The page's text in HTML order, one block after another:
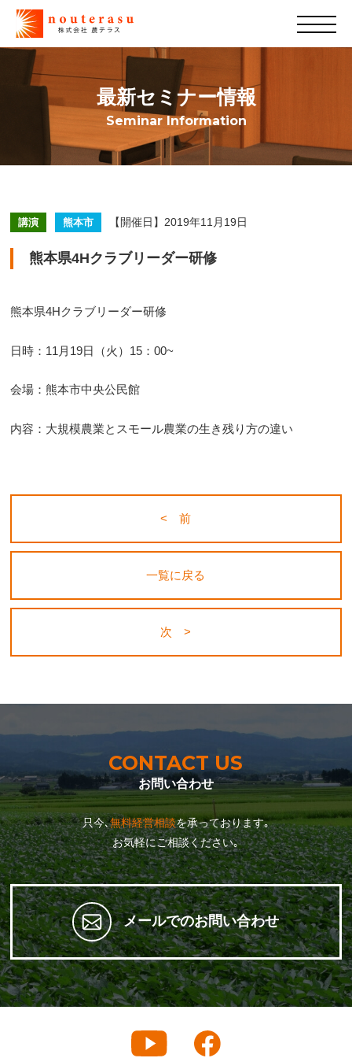
最新セミナー情報
Seminar Information
講演 熊本市 【開催日】2019年11月19日
熊本県4Hクラブリーダー研修
熊本県4Hクラブリーダー研修
日時：11月19日（火）15：00~
会場：熊本市中央公民館
内容：大規模農業とスモール農業の生き残り方の違い
< 前
一覧に戻る
次 >
CONTACT US
お問い合わせ
只今､無料経営相談を承っております｡
お気軽にご相談ください｡
メールでのお問い合わせ